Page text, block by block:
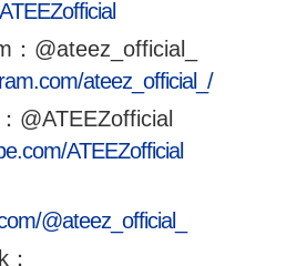
：@ateez_official_
ateez_official_/
@ATEEZofficial
ATEEZofficial
@ateez_official_